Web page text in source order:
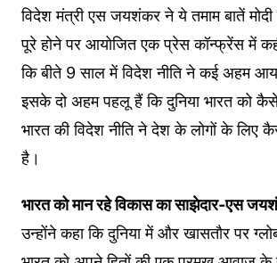
विदेश मंत्री एस जयशंकर ने ये तमाम बातें
पूरे होने पर आयोजित एक प्रेस कॉन्फ्रेंस में
कि बीते 9 साल में विदेश नीति ने कई अहम
इसके दो अहम पहलू हैं कि दुनिया भारत को
भारत की विदेश नीति ने देश के लोगों के लिए
है।
भारत को मान रहे विकास का साझेदार-एस
उन्होंने कहा कि दुनिया में और खासतौर पर